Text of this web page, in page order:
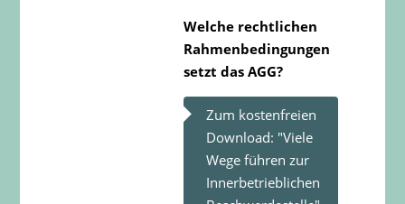
Welche rechtlichen
Rahmenbedingungen
setzt das AGG?
Zum kostenfreien
Download: "Viele
Wege führen zur
Innerbetrieblichen